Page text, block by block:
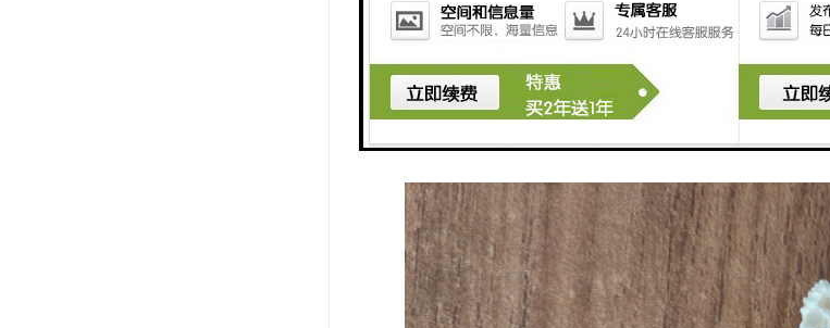
型处,不但放置过滤网方便,而且使用效果也。型内过滤方式是
外模的分型面处,直浇道设置在一个半型上,横浇道设置在另一
是将过滤网设置在直浇道下方分型面处的单模铸造形式,图2所